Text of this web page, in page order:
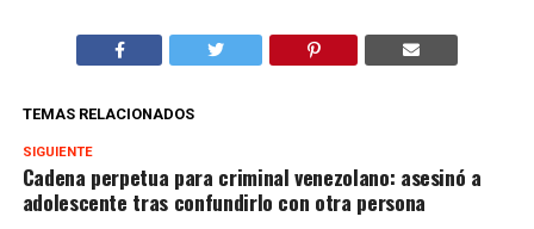
TEMAS RELACIONADOS
SIGUIENTE
Cadena perpetua para criminal venezolano: asesinó a
adolescente tras confundirlo con otra persona